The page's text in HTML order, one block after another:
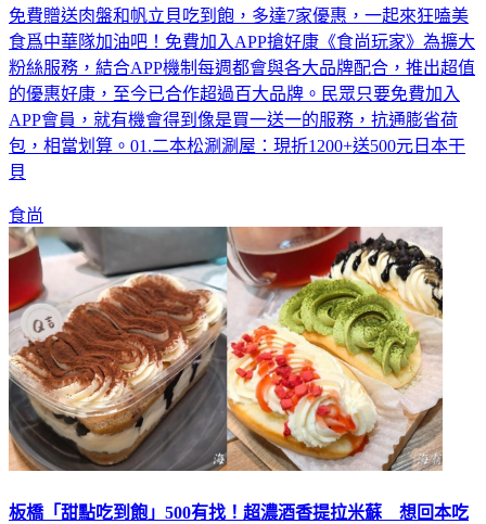
免費贈送肉盤和帆立貝吃到飽，多達7家優惠，一起來狂嗑美
食爲中華隊加油吧！免費加入APP搶好康《食尚玩家》為擴大
粉絲服務，結合APP機制每週都會與各大品牌配合，推出超值
的優惠好康，至今已合作超過百大品牌。民眾只要免費加入
APP會員，就有機會得到像是買一送一的服務，抗通膨省荷
包，相當划算。01.二本松涮涮屋：現折1200+送500元日本干
貝
食尚
板橋「甜點吃到飽」500有找！超濃酒香提拉米蘇 想回本吃